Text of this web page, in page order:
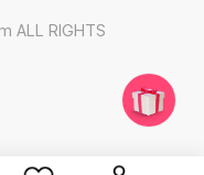
ALL RIGHTS